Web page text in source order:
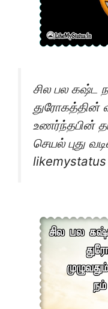
சில பல கஷ்ட
துரோகத்தின்
உணர்ந்தபின்
செயல் புது
likemystatus